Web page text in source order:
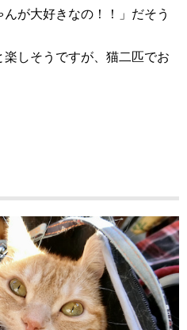
が大好きなの！！」だそう
しそうですが、猫二匹でお